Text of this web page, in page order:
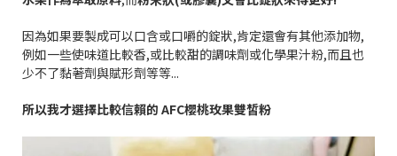
因為如果要製成可以口含或口嚼的錠狀,肯定還會有其他添加物,
例如一些使味道比較香,或比較甜的調味劑或化學果汁粉,而且也
少不了黏著劑與賦形劑等等...
所以我才選擇比較信賴的 AFC櫻桃玫果雙皙粉